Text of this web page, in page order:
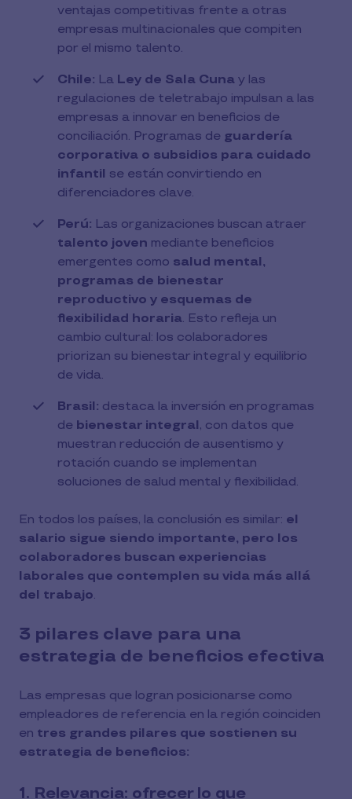
ventajas competitivas frente a otras
empresas multinacionales que compiten
por el mismo talento.
Chile: La Ley de Sala Cuna y las
regulaciones de teletrabajo impulsan a las
empresas a innovar en beneficios de
conciliación. Programas de guardería
corporativa o subsidios para cuidado
infantil se están convirtiendo en
diferenciadores clave.
Perú: Las organizaciones buscan atraer
talento joven mediante beneficios
emergentes como salud mental,
programas de bienestar
reproductivo y esquemas de
flexibilidad horaria. Esto refleja un
cambio cultural: los colaboradores
priorizan su bienestar integral y equilibrio
de vida.
Brasil: destaca la inversión en programas
de bienestar integral, con datos que
muestran reducción de ausentismo y
rotación cuando se implementan
soluciones de salud mental y flexibilidad.
En todos los países, la conclusión es similar: el
salario sigue siendo importante, pero los
colaboradores buscan experiencias
laborales que contemplen su vida más allá
del trabajo.
3 pilares clave para una
estrategia de beneficios efectiva
Las empresas que logran posicionarse como
empleadores de referencia en la región coinciden
en tres grandes pilares que sostienen su
estrategia de beneficios:
1. Relevancia: ofrecer lo que